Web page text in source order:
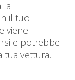
la
il tuo
viene
e potrebbe
vettura.